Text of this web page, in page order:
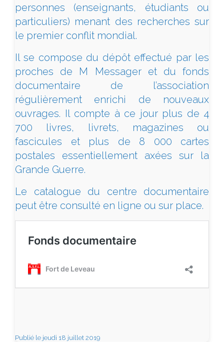
personnes (enseignants, étudiants ou
particuliers) menant des recherches sur
le premier conflit mondial.
Il se compose du dépôt effectué par les
proches de M Messager et du fonds
documentaire de l’association
régulièrement enrichi de nouveaux
ouvrages. Il compte à ce jour plus de 4
700 livres, livrets, magazines ou
fascicules et plus de 8 000 cartes
postales essentiellement axées sur la
Grande Guerre.
Le catalogue du centre documentaire
peut être consulté en ligne ou sur place.
Publié le jeudi 18 juillet 2019